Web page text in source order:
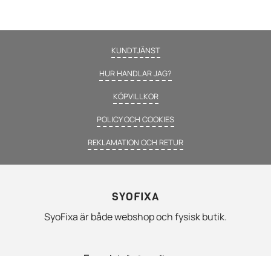
KUNDTJÄNST
HUR HANDLAR JAG?
KÖPVILLKOR
POLICY OCH COOKIES
REKLAMATION OCH RETUR
SYOFIXA
SyoFixa är både webshop och fysisk butik.